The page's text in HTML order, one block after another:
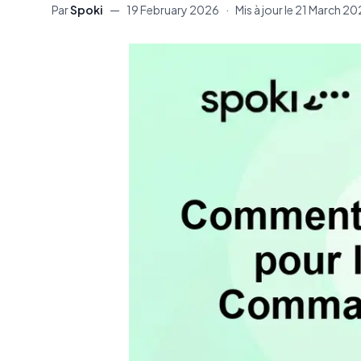
ParSpoki — 19 February 2026 · Mis à jour le 21 March